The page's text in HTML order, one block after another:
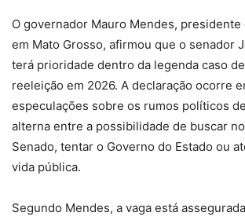
O governador Mauro Mendes, presidente
em Mato Grosso, afirmou que o senador
terá prioridade dentro da legenda caso
reeleição em 2026. A declaração ocorre
especulações sobre os rumos políticos
alterna entre a possibilidade de buscar
Senado, tentar o Governo do Estado ou
vida pública.
Segundo Mendes, a vaga está